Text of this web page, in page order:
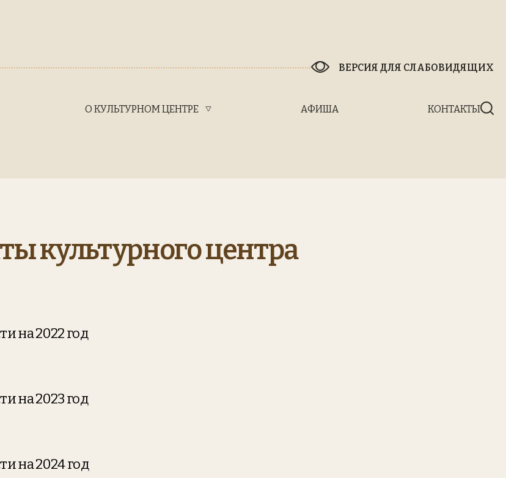
ВЕРСИЯ ДЛЯ СЛАБОВИДЯЩИХ
О КУЛЬТУРНОМ ЦЕНТРЕ АФИША КОНТАКТЫ
культурного центра
на 2022 год
на 2023 год
на 2024 год